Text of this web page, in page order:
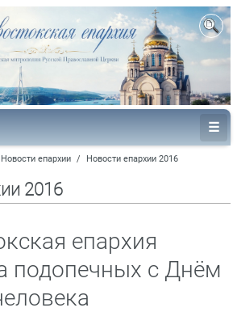
Новости епархии / Новости епархии 2016
2016
епархия
подопечных с Днём